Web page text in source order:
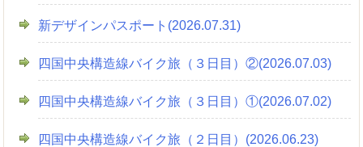
新デザインパスポート(2026.07.31)
四国中央構造線バイク旅（３日目）②(2026.07.03)
四国中央構造線バイク旅（３日目）①(2026.07.02)
四国中央構造線バイク旅（２日目）(2026.06.23)